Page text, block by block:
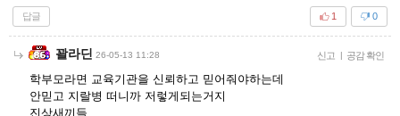
답글 0
1
꽐라딘 26-05-13 11:28 신고 | 공감 확인
학부모라면 교육기관을 신뢰하고 믿어줘야하는데
안믿고 지랄병 떠니까 저렇게되는거지
진상새끼들